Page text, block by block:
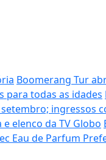
Boomerang Tur
para todas as idades
ingressos
elenco da TV Globo
Eau de Parfum